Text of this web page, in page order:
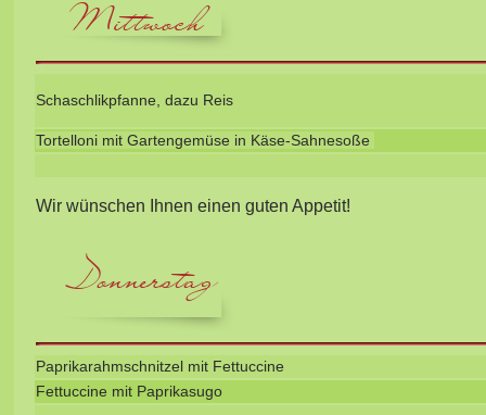
Mittwoch
Schaschlikpfanne, dazu Reis
Tortelloni mit Gartengemüse in Käse-Sahnesoße
Wir wünschen Ihnen einen guten Appetit!
Donnerstag
Paprikarahmschnitzel mit Fettuccine
Fettuccine mit Paprikasugo